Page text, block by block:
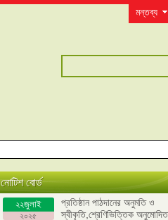
মন্তব্য
নোটিশ বোর্ড
২২জুলাই
২০২৫
প্রতিষ্ঠান পাঠদানের অনুমতি ও
স্বীকৃতি,শ্রেণিভিত্তিক